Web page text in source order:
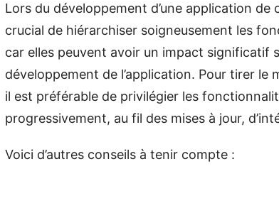
Lors du développement d’une application
crucial de hiérarchiser soigneusement les
car elles peuvent avoir un impact significatif
développement de l’application. Pour tirer le
il est préférable de privilégier les
progressivement, au fil des mises à jour,
Voici d’autres conseils à tenir compte :